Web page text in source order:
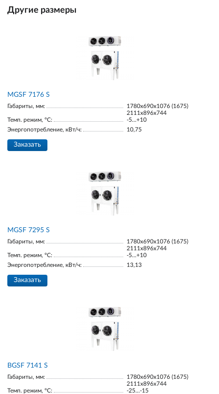
Другие размеры
МGSF 7176 S
Габариты, мм:
1780х690х1076 (1675)
2111х896х744
Темп. режим, °С:
-5…+10
Энергопотребление, кВт/ч:
10,75
Заказать
МGSF 7295 S
Габариты, мм:
1780х690х1076 (1675)
2111х896х744
Темп. режим, °С:
-5…+10
Энергопотребление, кВт/ч:
13,13
Заказать
BGSF 7141 S
Габариты, мм:
1780х690х1076 (1675)
2111х896х744
Темп. режим, °С:
-25…-15